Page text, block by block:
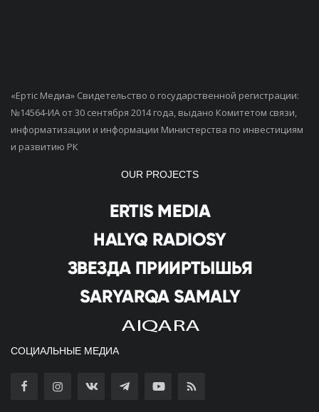
«Ертiс Медиа» Свидетельство о государственной регистрации:
№14564-ИА от 30 сентября 2014 года, выдано Комитетом связи,
информатизации и информации Министерства по инвестициям
и развитию РК
OUR PROJECTS
СОЦИАЛЬНЫЕ МЕДИА